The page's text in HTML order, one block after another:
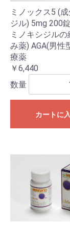
ミノックス5 (
ジル) 5mg 200錠
ミノキシジル
み薬) AGA(男性
療薬
￥6,440
数量
カートに